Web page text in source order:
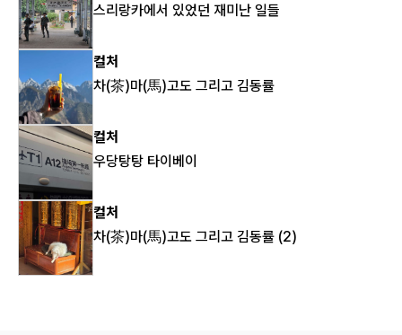
스리랑카에서 있었던 재미난 일들
컬처
차(茶)마(馬)고도 그리고 김동률
컬처
우당탕탕 타이베이
컬처
차(茶)마(馬)고도 그리고 김동률 (2)